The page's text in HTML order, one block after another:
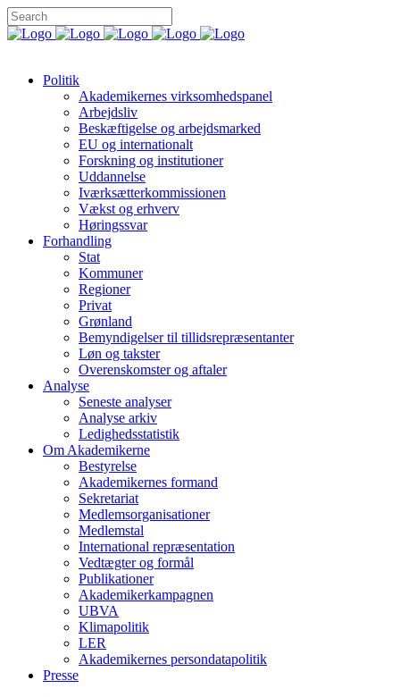
Politik
Akademikernes virksomhedspanel
Arbejdsliv
Beskæftigelse og arbejdsmarked
EU og internationalt
Forskning og institutioner
Uddannelse
Iværksætterkommissionen
Vækst og erhverv
Høringssvar
Forhandling
Stat
Kommuner
Regioner
Privat
Grønland
Bemyndigelser til tillidsrepræsentanter
Løn og takster
Overenskomster og aftaler
Analyse
Seneste analyser
Analyse arkiv
Ledighedsstatistik
Om Akademikerne
Bestyrelse
Akademikernes formand
Sekretariat
Medlemsorganisationer
Medlemstal
International repræsentation
Vedtægter og formål
Publikationer
Akademikerkampagnen
UBVA
Klimapolitik
LER
Akademikernes persondatapolitik
Presse